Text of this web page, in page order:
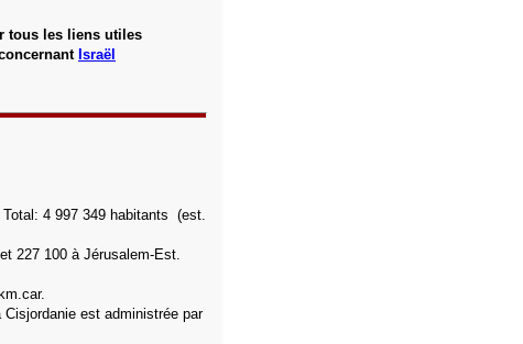
tous les liens utiles
Israël
Total: 4 997 349 habitants (est.
227 100 à Jérusalem-Est.
est administrée par